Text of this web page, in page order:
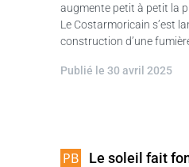
augmente petit à petit la
Le Costarmoricain s’est
construction d’une
Publié le 30 avril 2025
Le soleil fait